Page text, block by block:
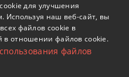
SPANISH
FRENCH
для улучшения
Используя наш веб-сайт, вы
файлов cookie в
в ​​отношении файлов cookie.
файлов